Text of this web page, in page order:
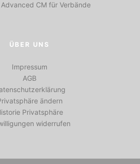
Advanced CM für Verbände
ÜBER UNS
Impressum
AGB
ändern
Privatsphäre
widerrufen